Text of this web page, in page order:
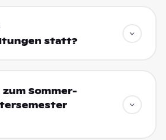
statt?
zum Sommer-